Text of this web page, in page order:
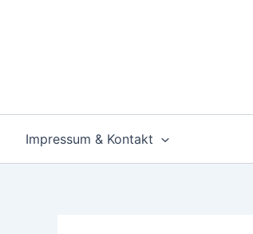
Impressum & Kontakt